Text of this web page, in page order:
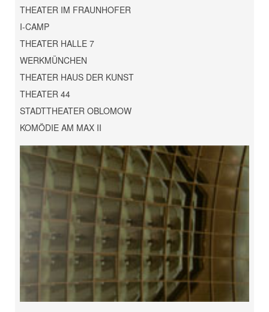
THEATER IM FRAUNHOFER
I-CAMP
THEATER HALLE 7
WERKMÜNCHEN
THEATER HAUS DER KUNST
THEATER 44
STADTTHEATER OBLOMOW
KOMÖDIE AM MAX II